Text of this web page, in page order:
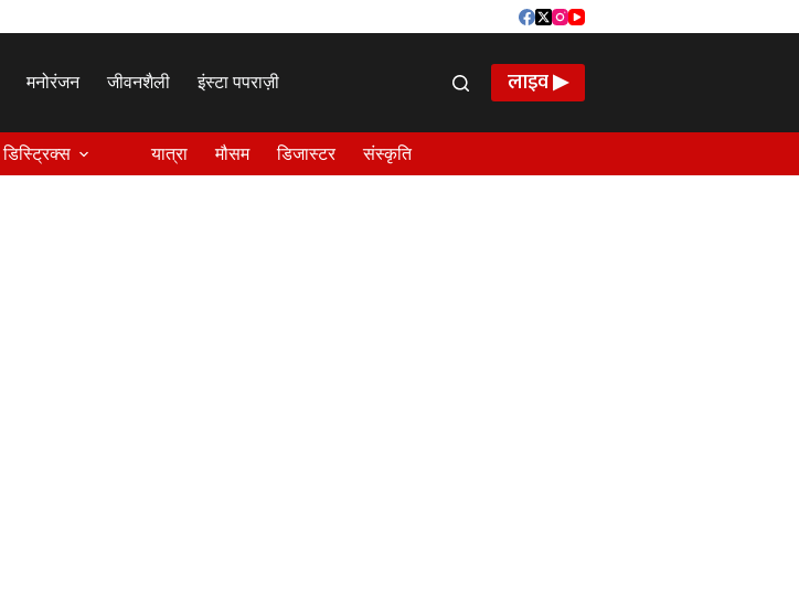
मनोरंजन जीवनशैली इंस्टा पपराज़ी लाइव ▶
डिस्ट्रिक्स यात्रा मौसम डिजास्टर संस्कृति